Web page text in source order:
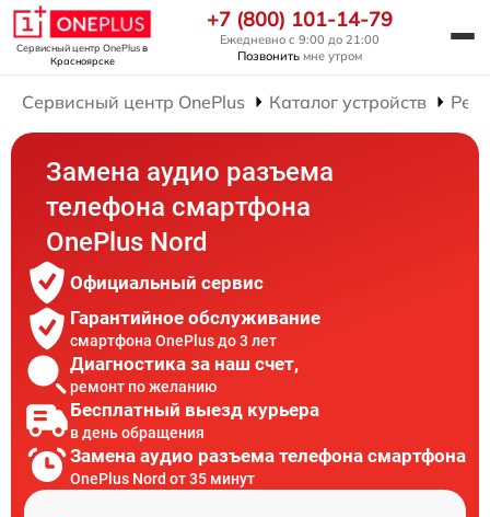
Сервисный центр OnePlusв
Красноярске
+7 (800) 101-14-79
Ежедневно с 9:00 до 21:00
Позвонить мне утром
Сервисный центр OnePlus Каталог устройств
Замена аудио разъема
телефона смартфона
OnePlus Nord
Официальный сервис
Гарантийное обслуживание
смартфона OnePlus до 3 лет
Диагностика за наш счет,
ремонт по желанию
Бесплатный выезд курьера
в день обращения
Замена аудио разъема телефона смартфона
OnePlus Nord от 35 минут